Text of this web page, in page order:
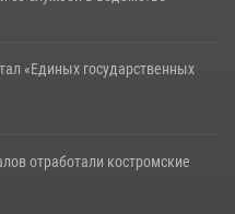
«Единых государственных
отработали костромские